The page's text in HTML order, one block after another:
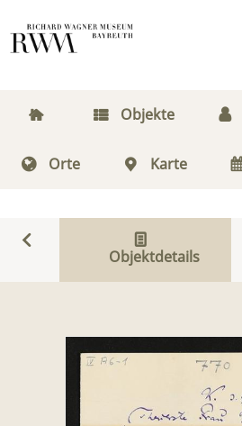
Objekte
Orte Karte
Objektdetails